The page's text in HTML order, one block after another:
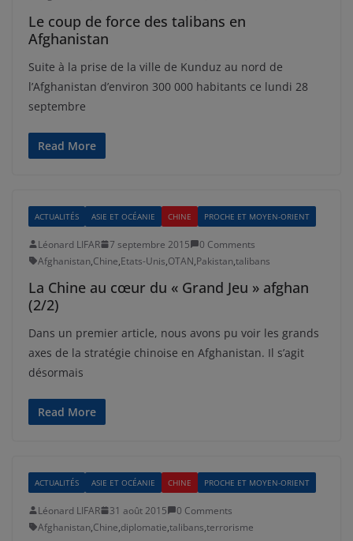
Le coup de force des talibans en
Afghanistan
Suite à la prise de la ville de Kunduz au nord de
l’Afghanistan d’environ 300 000 habitants ce lundi 28
septembre
Read More
ACTUALITÉS ASIE ET OCÉANIE CHINE PROCHE ET MOYEN-ORIENT
Léonard LIFAR 7 septembre 2015
0 Comments
Afghanistan,Chine,Etats-Unis,OTAN,Pakistan,talibans
La Chine au cœur du « Grand Jeu » afghan
(2/2)
Dans un premier article, nous avons pu voir les grands
axes de la stratégie chinoise en Afghanistan. Il s’agit
désormais
Read More
ACTUALITÉS ASIE ET OCÉANIE CHINE PROCHE ET MOYEN-ORIENT
Léonard LIFAR 31 août 2015
0 Comments
Afghanistan,Chine,diplomatie,talibans,terrorisme